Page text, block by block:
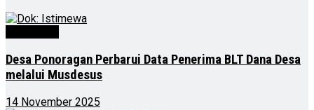
Desa Ponoragan Perbarui Data Penerima BLT Dana Desa
melalui Musdesus
14 November 2025